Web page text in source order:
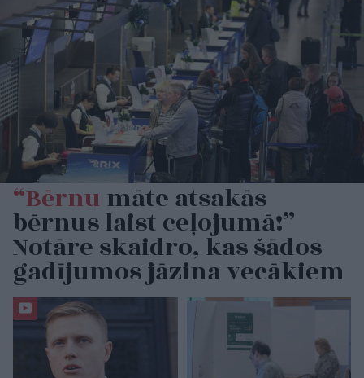
“Bērnumāte atsakās
bērnus laist ceļojumā!”
Notāre skaidro, kas šādos
gadījumos jāzina vecākiem